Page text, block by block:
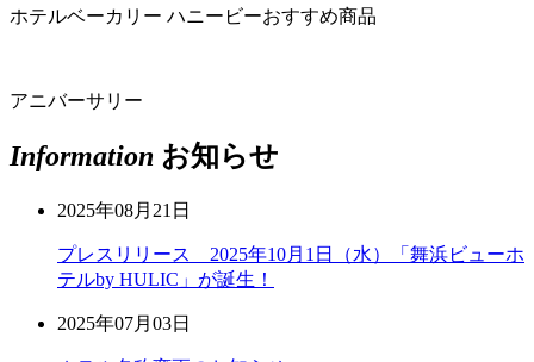
ホテルベーカリー ハニービーおすすめ商品
アニバーサリー
Information お知らせ
2025年08月21日
プレスリリース 2025年10月1日（水）「舞浜ビューホ
テルby HULIC」が誕生！
2025年07月03日